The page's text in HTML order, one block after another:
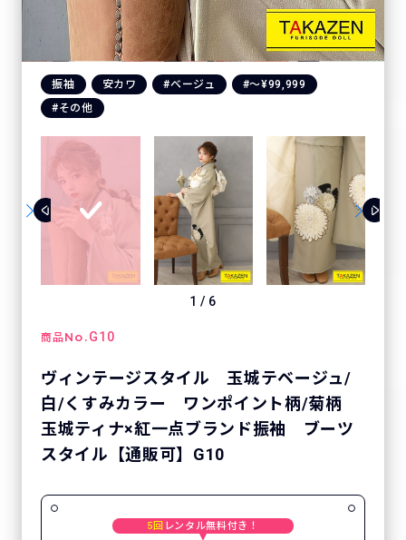
振袖 安カワ #ベージュ
#〜¥99,999
#その他
1 / 6
商品No.G10
ヴィンテージスタイル 玉城テベージュ/
白/くすみカラー ワンポイント柄/菊柄
玉城ティナ×紅一点ブランド振袖 ブーツ
スタイル【通販可】G10
5回 レンタル無料付き！